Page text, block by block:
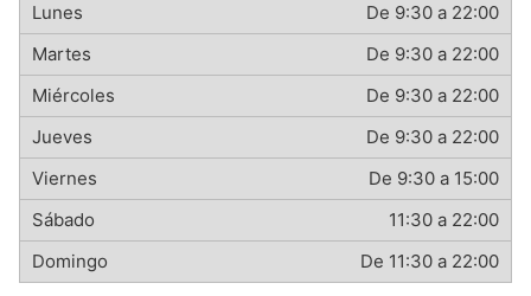
De 9:30 a 22:00
De 9:30 a 22:00
De 9:30 a 22:00
De 9:30 a 22:00
De 9:30 a 15:00
11:30 a 22:00
De 11:30 a 22:00